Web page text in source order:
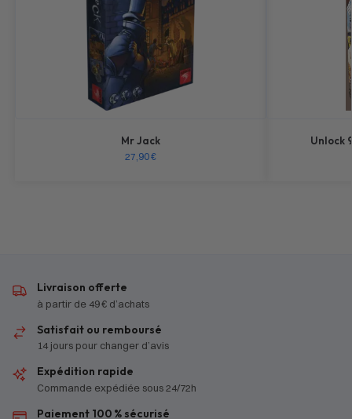
Mr Jack
27,90€
Unlock
Livraison offerte
à partir de 49 € d’achats
Satisfait ou remboursé
14 jours pour changer d’avis
Expédition rapide
Commande expédiée sous 24/72h
Paiement 100 % sécurisé